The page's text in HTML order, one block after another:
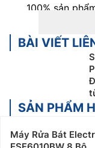
100% sản
Thanh toán
tiền mặt, Sec
Để được tư
dẫn sử dụng
Nếu khách
lượng lớn,
về giá cũng
BÀI VIẾT
SẢN PHẨM
Máy Rửa Bát